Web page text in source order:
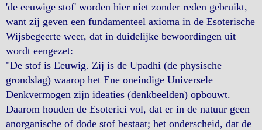
'de eeuwige stof' worden hier niet zonder reden gebruikt,
want zij geven een fundamenteel axioma in de Esoterische
Wijsbegeerte weer, dat in duidelijke bewoordingen uit
wordt eengezet:
"De stof is Eeuwig. Zij is de Upadhi (de physische
grondslag) waarop het Ene oneindige Universele
Denkvermogen zijn ideaties (denkbeelden) opbouwt.
Daarom houden de Esoterici vol, dat er in de natuur geen
anorganische of dode stof bestaat; het onderscheid, dat de